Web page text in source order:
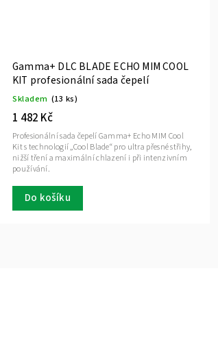
Gamma+ DLC BLADE ECHO MIM COOL
KIT profesionální sada čepelí
Skladem (13 ks)
1 482 Kč
Do košíku
Profesionální sada čepelí Gamma+ Echo MIM Cool
Kit s technologií „Cool Blade“ pro ultra přesné střihy,
nižší tření a maximální chlazení i při intenzivním
používání.